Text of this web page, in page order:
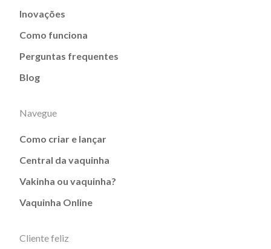
Inovações
Como funciona
Perguntas frequentes
Blog
Navegue
Como criar e lançar
Central da vaquinha
Vakinha ou vaquinha?
Vaquinha Online
Cliente feliz